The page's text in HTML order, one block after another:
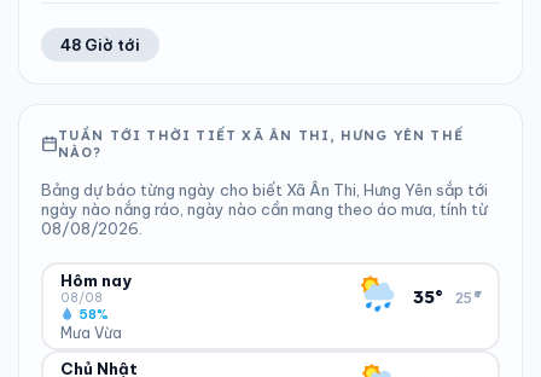
48 Giờ tới
TUẦN TỚI THỜI TIẾT XÃ ÂN THI, HƯNG YÊN THẾ
NÀO?
Bảng dự báo từng ngày cho biết Xã Ân Thi, Hưng Yên sắp tới
ngày nào nắng ráo, ngày nào cần mang theo áo mưa, tính từ
08/08/2026.
Hôm nay
08/08
Mưa Vừa
58%
35° 25°
▾
ĐỘ ẨM
Chủ Nhật